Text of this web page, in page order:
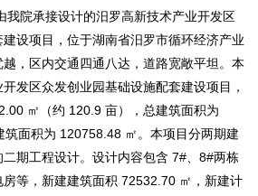
我院承接设计的汨罗高新技术产业开发区
设项目，位于湖南省汨罗市循环经济产业
，区内交通四通八达，道路宽敞平坦。本
发区众发创业园基础设施配套建设项目，
㎡（约 120.9 亩），总建筑面积为
面积为 120758.48 ㎡。本项目分两期建
期工程设计。设计内容包含 7#、8#两栋
等，新建建筑面积 72532.70 ㎡，新建计